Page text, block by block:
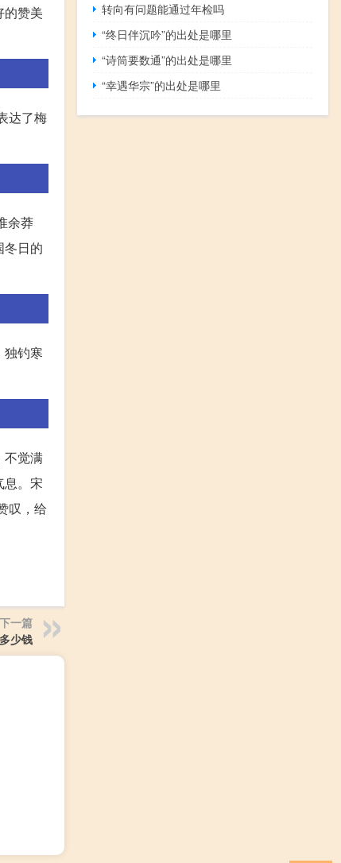
的赞美
达了梅
余莽
冬日的
独钓寒
不觉满
息。宋
叹，给
下一篇
少钱
转向有问题能通过年检吗
“终日伴沉吟”的出处是哪里
“诗筒要数通”的出处是哪里
“幸遇华宗”的出处是哪里